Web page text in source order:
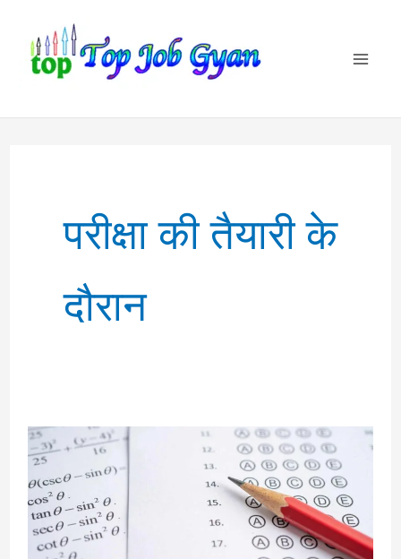
content
परीक्षा की तैयारी के
दौरान